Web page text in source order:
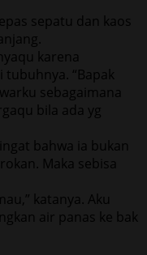
sepatu dan kaos
karena
“Bapak
sebagaimana
bila ada yg
bahwa ia bukan
Maka sebisa
katanya. Aku
air panas ke bak